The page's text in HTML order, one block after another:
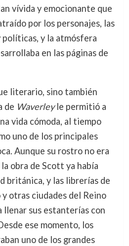
vívida y emocionante que
por los personajes, las
y la atmósfera
en las páginas de
literario, sino también
de Waverleyle permitió a
vida cómoda, al tiempo
uno de los principales
Aunque su rostro no era
obra de Scott ya había
británica, y las librerías de
otras ciudades del Reino
llenar sus estanterías con
ese momento, los
uno de los grandes